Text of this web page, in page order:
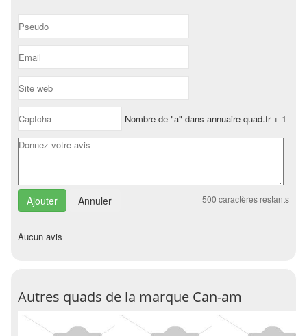
Nombre de "a" dans annuaire-quad.fr + 1
Annuler 500 caractères restants
Aucun avis
Autres quads de la marque Can-am